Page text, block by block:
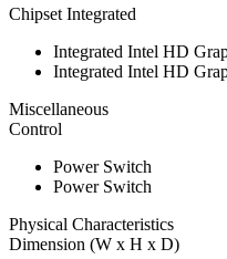
Chipset Integrated
Integrated Intel HD
Integrated Intel HD
Miscellaneous
Control
Power Switch
Power Switch
Physical Characteristics
Dimension (W x H x D)